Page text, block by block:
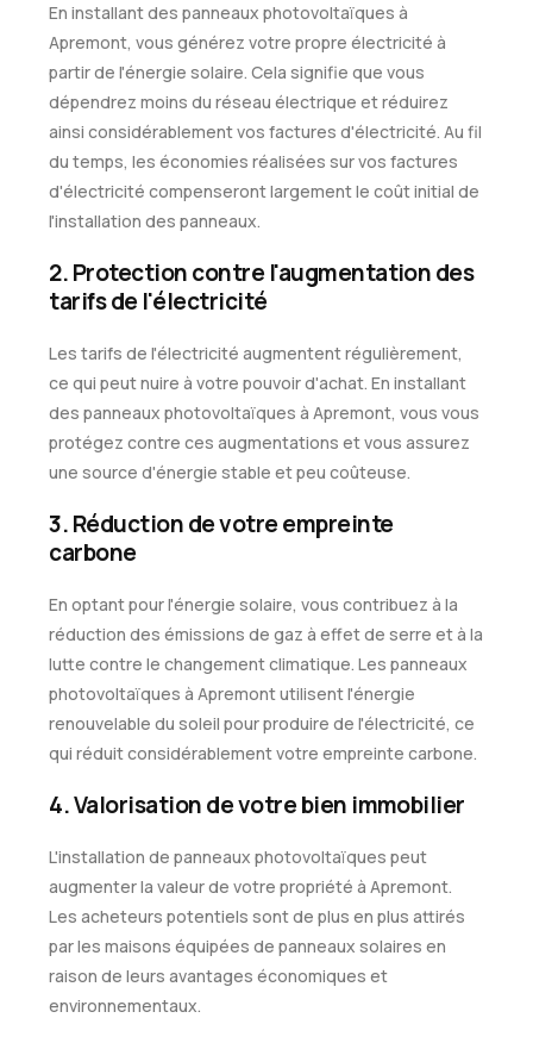
En installant des panneaux photovoltaïques à
Apremont, vous générez votre propre électricité à
partir de l'énergie solaire. Cela signifie que vous
dépendrez moins du réseau électrique et réduirez
ainsi considérablement vos factures d'électricité. Au fil
du temps, les économies réalisées sur vos factures
d'électricité compenseront largement le coût initial de
l'installation des panneaux.
2. Protection contre l'augmentation des
tarifs de l'électricité
Les tarifs de l'électricité augmentent régulièrement,
ce qui peut nuire à votre pouvoir d'achat. En installant
des panneaux photovoltaïques à Apremont, vous vous
protégez contre ces augmentations et vous assurez
une source d'énergie stable et peu coûteuse.
3. Réduction de votre empreinte
carbone
En optant pour l'énergie solaire, vous contribuez à la
réduction des émissions de gaz à effet de serre et à la
lutte contre le changement climatique. Les panneaux
photovoltaïques à Apremont utilisent l'énergie
renouvelable du soleil pour produire de l'électricité, ce
qui réduit considérablement votre empreinte carbone.
4. Valorisation de votre bien immobilier
L'installation de panneaux photovoltaïques peut
augmenter la valeur de votre propriété à Apremont.
Les acheteurs potentiels sont de plus en plus attirés
par les maisons équipées de panneaux solaires en
raison de leurs avantages économiques et
environnementaux.